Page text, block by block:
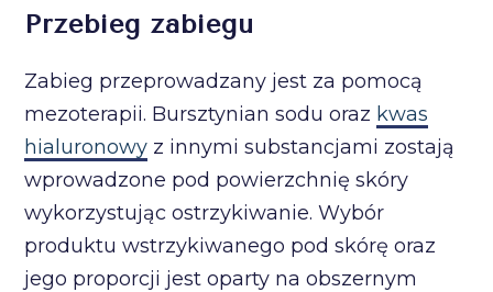
Przebieg zabiegu
Zabieg przeprowadzany jest za pomocą
mezoterapii. Bursztynian sodu oraz kwas
hialuronowy z innymi substancjami zostają
wprowadzone pod powierzchnię skóry
wykorzystując ostrzykiwanie. Wybór
produktu wstrzykiwanego pod skórę oraz
jego proporcji jest oparty na obszernym